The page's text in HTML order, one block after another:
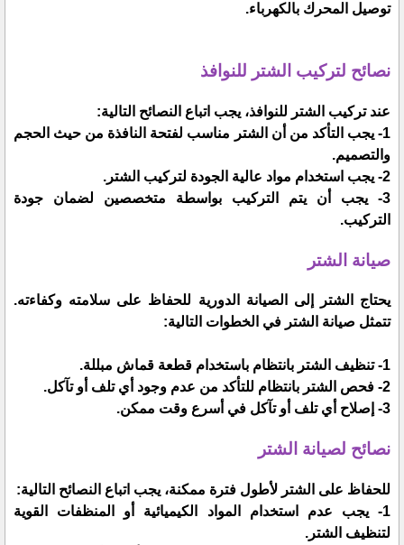
توصيل المحرك بالكهرباء.
نصائح لتركيب الشتر للنوافذ
عند تركيب الشتر للنوافذ، يجب اتباع النصائح التالية:
1- يجب التأكد من أن الشتر مناسب لفتحة النافذة من حيث الحجم
والتصميم.
2- يجب استخدام مواد عالية الجودة لتركيب الشتر.
3- يجب أن يتم التركيب بواسطة متخصصين لضمان جودة
التركيب.
صيانة الشتر
يحتاج الشتر إلى الصيانة الدورية للحفاظ على سلامته وكفاءته.
تتمثل صيانة الشتر في الخطوات التالية:
1- تنظيف الشتر بانتظام باستخدام قطعة قماش مبللة.
2- فحص الشتر بانتظام للتأكد من عدم وجود أي تلف أو تآكل.
3- إصلاح أي تلف أو تآكل في أسرع وقت ممكن.
نصائح لصيانة الشتر
للحفاظ على الشتر لأطول فترة ممكنة، يجب اتباع النصائح التالية:
1- يجب عدم استخدام المواد الكيميائية أو المنظفات القوية
لتنظيف الشتر.